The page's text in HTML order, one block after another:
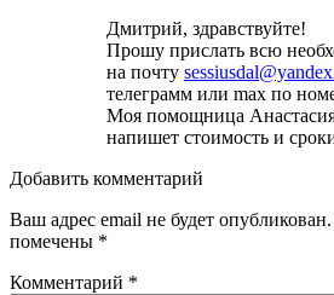
Дмитрий, здравствуйте!
Прошу прислать всю
на почту
телеграмм или max по
Моя помощница Анастасия
напишет стоимость и
Добавить комментарий
Ваш адрес email не будет опубликован.
помечены *
Комментарий *